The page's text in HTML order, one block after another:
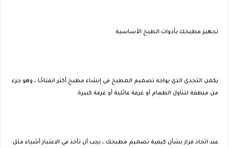
تجهيز مطبخك بأدوات الطبخ الأساسية
يكمن التحدي الذي يواجه تصميم المطبخ في إنشاء مطبخ أكثر انفتاحًا ، وهو جزء
من منطقة لتناول الطعام أو غرفة عائلية أو غرفة كبيرة.
عند اتخاذ قرار بشأن كيفية تصميم مطبخك ، يجب أن تأخذ في الاعتبار أشياء مثل: